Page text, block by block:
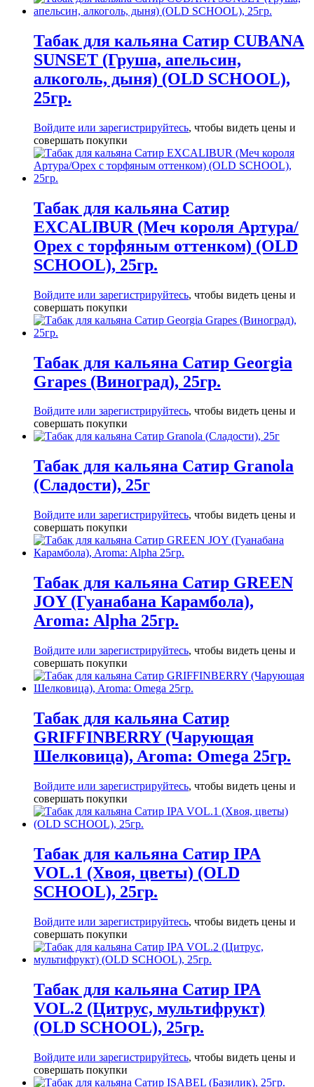
Табак для кальяна Сатир CUBANA
SUNSET (Груша, апельсин,
алкоголь, дыня) (OLD SCHOOL),
25гр.
Войдите или зарегистрируйтесь, чтобы видеть цены и
совершать покупки
Табак для кальяна Сатир
EXCALIBUR (Меч короля Артура/
Орех с торфяным оттенком) (OLD
SCHOOL), 25гр.
Войдите или зарегистрируйтесь, чтобы видеть цены и
совершать покупки
Табак для кальяна Сатир Georgia
Grapes (Виноград), 25гр.
Войдите или зарегистрируйтесь, чтобы видеть цены и
совершать покупки
Табак для кальяна Сатир Granola
(Сладости), 25г
Войдите или зарегистрируйтесь, чтобы видеть цены и
совершать покупки
Табак для кальяна Сатир GREEN
JOY (Гуанабана Карамбола),
Aroma: Alpha 25гр.
Войдите или зарегистрируйтесь, чтобы видеть цены и
совершать покупки
Табак для кальяна Сатир
GRIFFINBERRY (Чарующая
Шелковица), Aroma: Omega 25гр.
Войдите или зарегистрируйтесь, чтобы видеть цены и
совершать покупки
Табак для кальяна Сатир IPA
VOL.1 (Хвоя, цветы) (OLD
SCHOOL), 25гр.
Войдите или зарегистрируйтесь, чтобы видеть цены и
совершать покупки
Табак для кальяна Сатир IPA
VOL.2 (Цитрус, мультифрукт)
(OLD SCHOOL), 25гр.
Войдите или зарегистрируйтесь, чтобы видеть цены и
совершать покупки